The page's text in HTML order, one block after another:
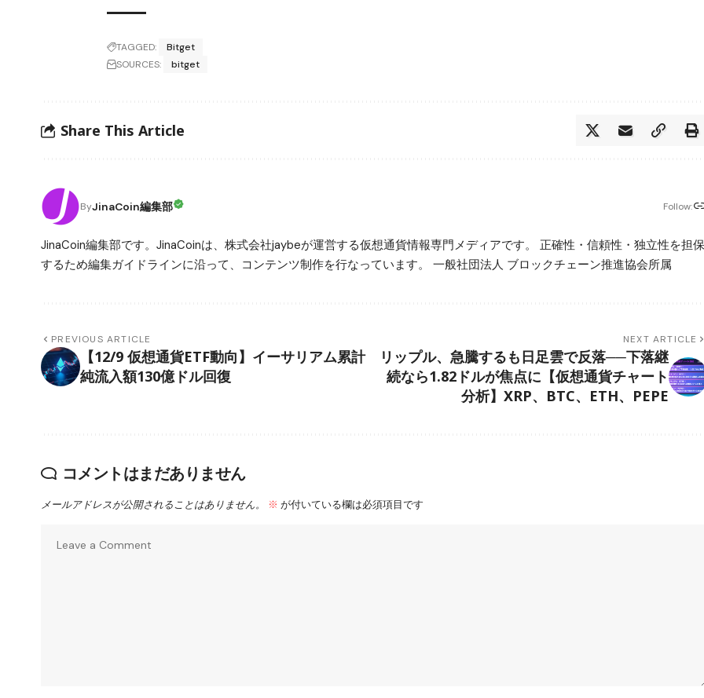
TAGGED:
Bitget
SOURCES:
bitget
Share This Article
ByJinaCoin編集部 Follow:
JinaCoin編集部です。JinaCoinは、株式会社jaybeが運営する仮想通貨情報専門メディアです。 正確性・信頼性・独立性を担保
するため編集ガイドラインに沿って、コンテンツ制作を行なっています。 一般社団法人 ブロックチェーン推進協会所属
PREVIOUS ARTICLE
【12/9 仮想通貨ETF動向】イーサリアム累計
純流入額130億ドル回復
NEXT ARTICLE
リップル、急騰するも日足雲で反落──下落継
続なら1.82ドルが焦点に【仮想通貨チャート
分析】XRP、BTC、ETH、PEPE
コメントはまだありません
メールアドレスが公開されることはありません。 ※ が付いている欄は必須項目です